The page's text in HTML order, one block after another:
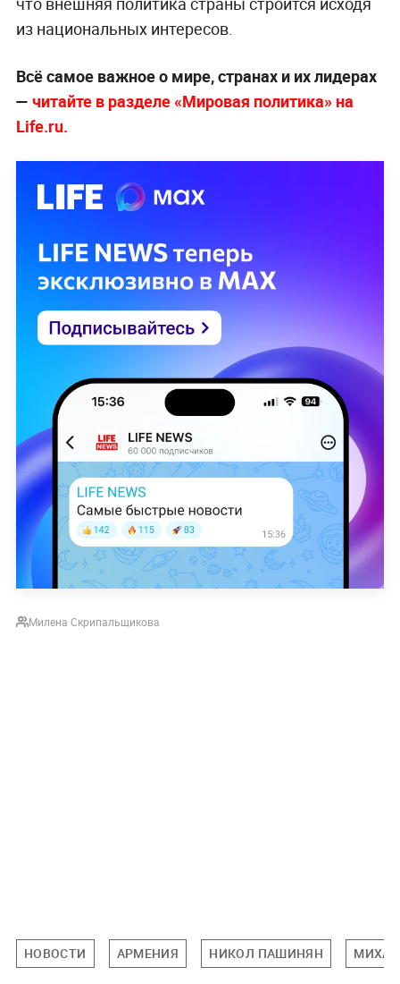
из национальных интересов.
Всё самое важное о мире, странах и их лидерах
— читайте в разделе «Мировая политика» на
Life.ru.
Милена Скрипальщикова
НОВОСТИ АРМЕНИЯ НИКОЛ ПАШИНЯН